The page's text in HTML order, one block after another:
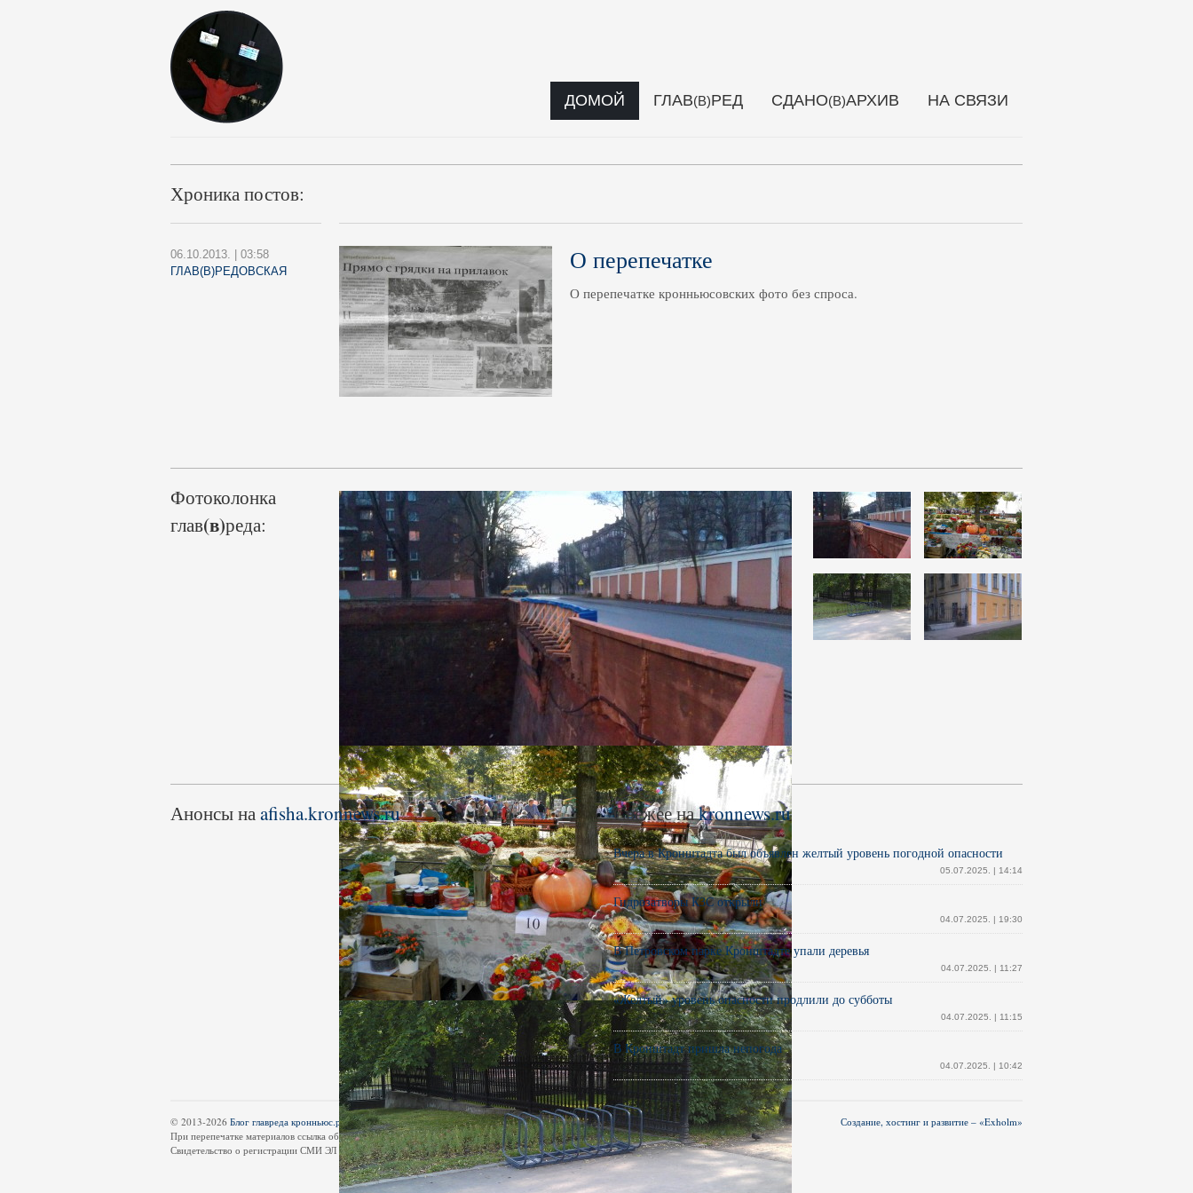
ДОМОЙ ГЛАВ(В)РЕД СДАНО(В)АРХИВ НА СВЯЗИ
Хроника постов:
06.10.2013. | 03:58
ГЛАВ(В)РЕДОВСКАЯ
О перепечатке
О перепечатке кронньюсовских фото без спроса.
Фотоколонка
глав(в)реда:
Анонсы наafisha.kronnews.ru Свежее наkronnews.ru
Вчера в Кронштадта был объявлен желтый уровень погодной опасности
05.07.2025. | 14:14
Гидрозатворы КЗС открыли
04.07.2025. | 19:30
В Петровском парке Кронштадте упали деревья
04.07.2025. | 11:27
«Желтый» уровень опасности продлили до субботы
04.07.2025. | 11:15
В Кронштадт пришла непогода
04.07.2025. | 10:42
© 2013-2026 Блог главреда кронньюс.руявляется частью эл.СМИkronnews.ru| 18+
При перепечатке материалов ссылка обязательна.
Свидетельство о регистрации СМИ ЭЛ № ФС 77-55121 от 26.08.2013.
Создание, хостинг и развитие – «Exholm»